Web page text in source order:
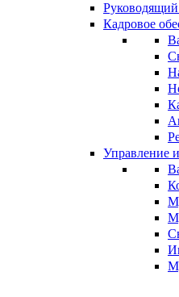
Руководящий
Кадровое
Управление